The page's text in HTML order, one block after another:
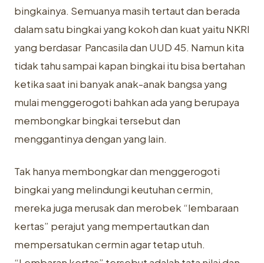
bingkainya. Semuanya masih tertaut dan berada
dalam satu bingkai yang kokoh dan kuat yaitu NKRI
yang berdasar Pancasila dan UUD 45. Namun kita
tidak tahu sampai kapan bingkai itu bisa bertahan
ketika saat ini banyak anak-anak bangsa yang
mulai menggerogoti bahkan ada yang berupaya
membongkar bingkai tersebut dan
menggantinya dengan yang lain.
Tak hanya membongkar dan menggerogoti
bingkai yang melindungi keutuhan cermin,
mereka juga merusak dan merobek “lembaraan
kertas” perajut yang mempertautkan dan
mempersatukan cermin agar tetap utuh.